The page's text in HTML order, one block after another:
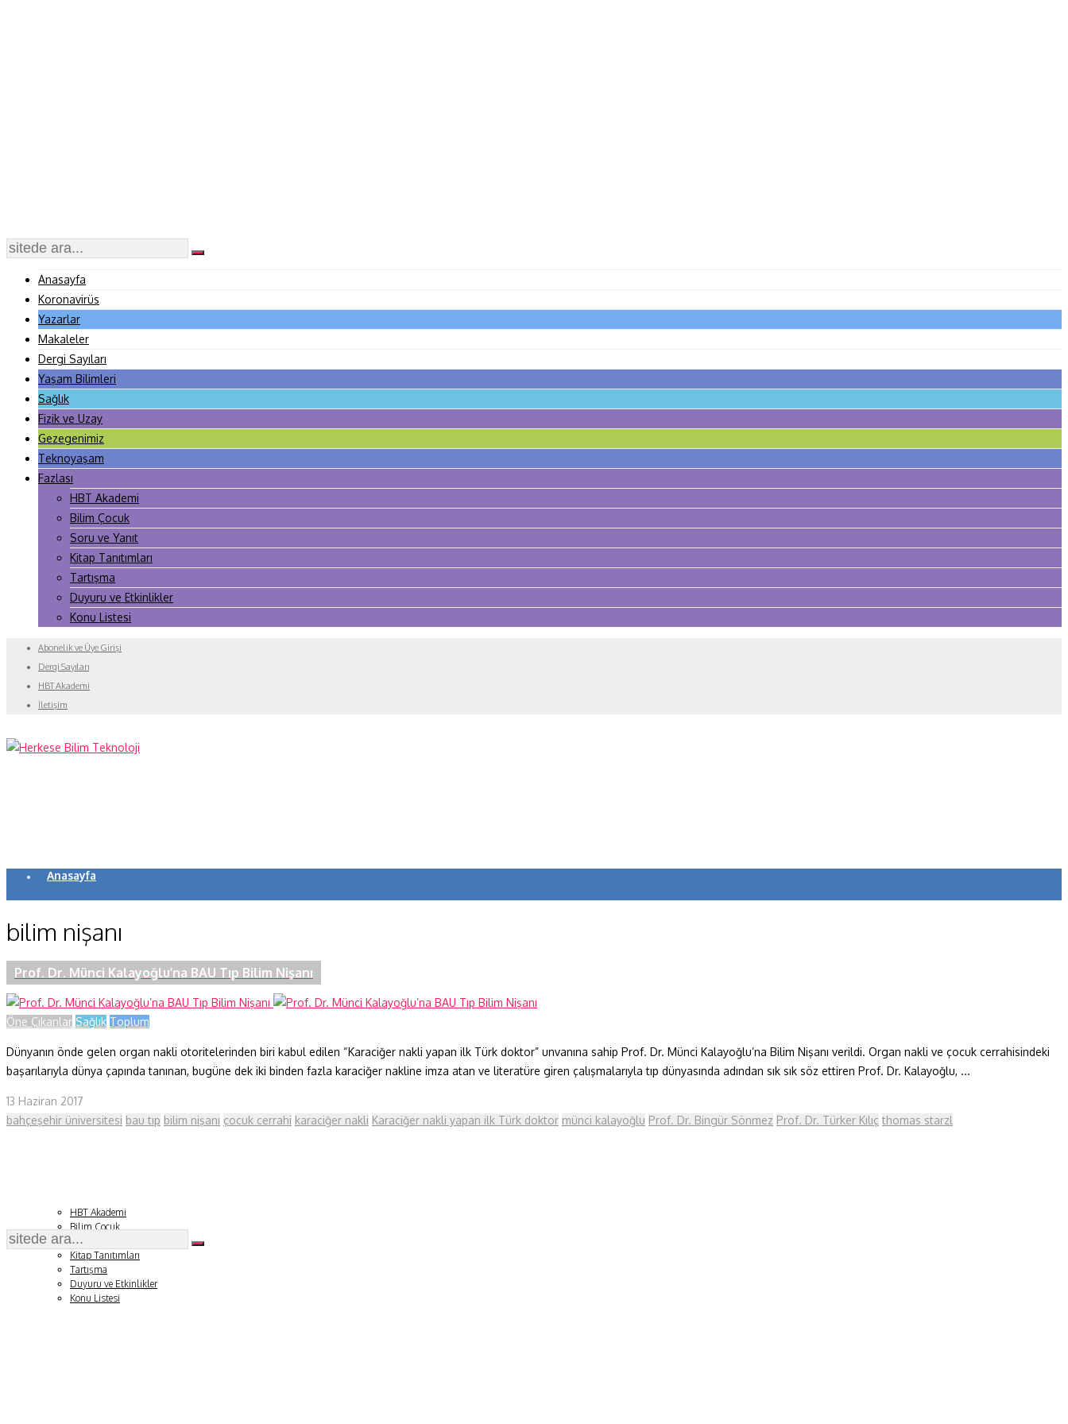
Anasayfa
Koronavirüs
Yazarlar
Makaleler
Dergi Sayıları
Yaşam Bilimleri
Sağlık
Fizik ve Uzay
Gezegenimiz
Teknoyaşam
Fazlası
HBT Akademi
Bilim Çocuk
Soru ve Yanıt
Kitap Tanıtımları
Tartışma
Duyuru ve Etkinlikler
Konu Listesi
Abonelik ve Üye Girişi
Dergi Sayıları
HBT Akademi
İletişim
Anasayfa
Yazarlar
Makaleler
Dergi Sayıları
Sağlık
Fizik ve Uzay
Gezegenimiz
HBT Akademi
Bilim Çocuk
Soru ve Yanıt
Kitap Tanıtımları
Tartışma
Duyuru ve Etkinlikler
Konu Listesi
bilim nişanı
Prof. Dr. Münci Kalayoğlu’na BAU Tıp Bilim Nişanı
Öne Çıkanlar Sağlık Toplum
Dünyanın önde gelen organ nakli otoritelerinden biri kabul edilen “Karaciğer nakli yapan ilk Türk doktor” unvanına sahip Prof. Dr. Münci Kalayoğlu’na Bilim Nişanı verildi. Organ nakli ve çocuk cerrahisindeki
başarılarıyla dünya çapında tanınan, bugüne dek iki binden fazla karaciğer nakline imza atan ve literatüre giren çalışmalarıyla tıp dünyasında adından sık sık söz ettiren Prof. Dr. Kalayoğlu, ...
13 Haziran 2017
bahçeşehir üniversitesi bau tıp bilim nişanı çocuk cerrahi karaciğer nakli Karaciğer nakli yapan ilk Türk doktor münci kalayoğlu Prof. Dr. Bingür Sönmez Prof. Dr. Türker Kılıç thomas starzl